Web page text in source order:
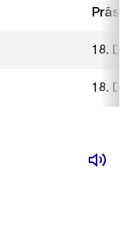
18.
18.